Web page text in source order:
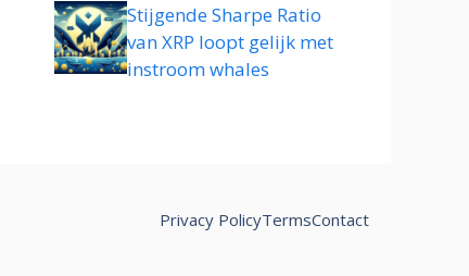
Stijgende Sharpe Ratio
van XRP loopt gelijk met
instroom whales
Privacy PolicyTermsContact